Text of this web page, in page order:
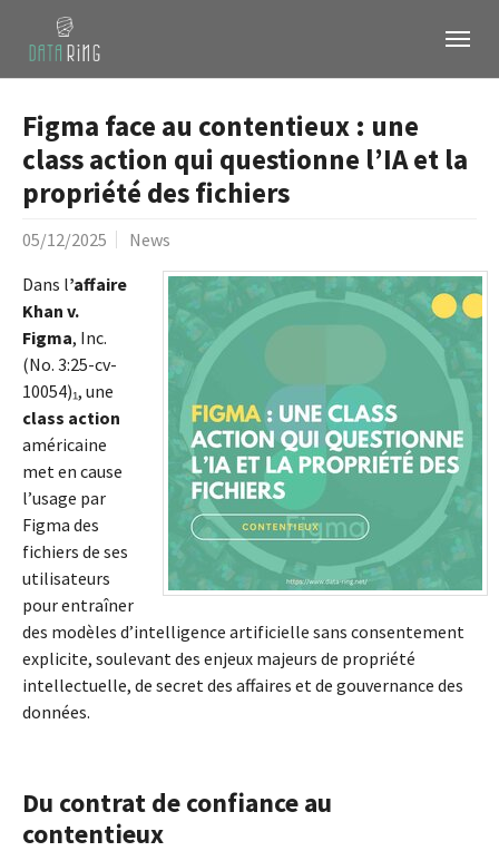
Aller au contenu principal
Skip to page footer
Figma face au contentieux : une
class action qui questionne l’IA et la
propriété des fichiers
05/12/2025
News
Dans l’affaire
Khan v.
Figma, Inc.
(No. 3:25-cv-
10054)₁, une
class action
américaine
met en cause
l’usage par
Figma des
fichiers de ses
utilisateurs
pour entraîner
des modèles d’intelligence artificielle sans consentement
explicite, soulevant des enjeux majeurs de propriété
intellectuelle, de secret des affaires et de gouvernance des
données.
Du contrat de confiance au
contentieux